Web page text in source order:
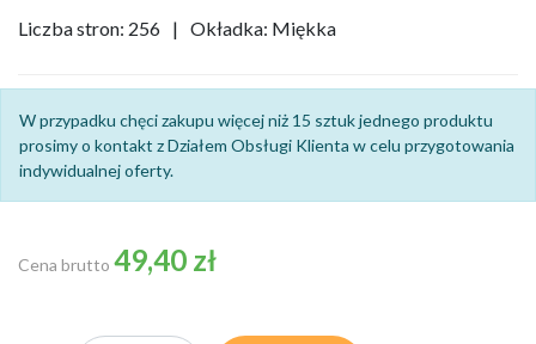
Liczba stron: 256 | Okładka: Miękka
W przypadku chęci zakupu więcej niż 15 sztuk jednego produktu
prosimy o kontakt z Działem Obsługi Klienta w celu przygotowania
indywidualnej oferty.
Cena brutto 49,40 zł